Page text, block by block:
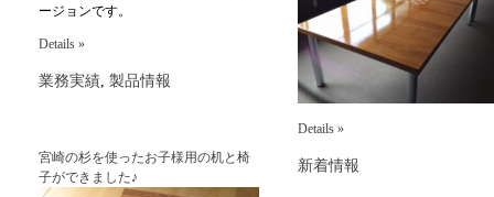
ージョンです。
Details »
業務実績, 製品情報
Details »
新着情報
宮崎の杉を使ったお子様用の机と椅
子ができました♪